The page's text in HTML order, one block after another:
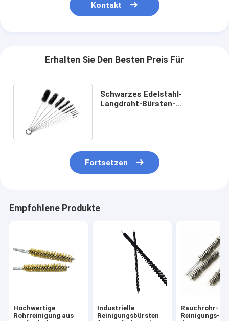
Kontakt
Erhalten Sie Den Besten Preis Für
Schwarzes Edelstahl-
Langdraht-Bürsten-
Fortsetzen
Empfohlene Produkte
Hochwertige
Rohrreinigung aus
Industrielle
Reinigungsbürsten
Rauchrohr-
Reinigungs-